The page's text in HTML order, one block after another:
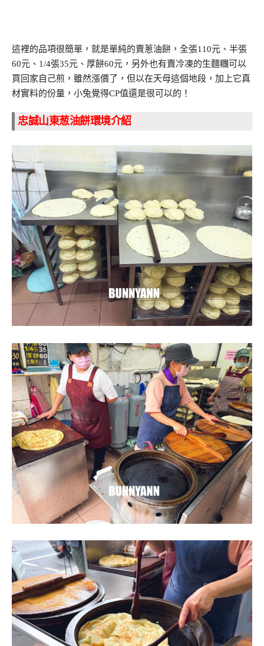
這裡的品項很簡單，就是單純的賣蔥油餅，全張110元、半張
60元、1/4張35元、厚餅60元，另外也有賣冷凍的生麵糰可以
買回家自己煎，雖然漲價了，但以在天母這個地段，加上它真
材實料的份量，小兔覺得CP值還是很可以的！
忠誠山東葱油餅環境介紹